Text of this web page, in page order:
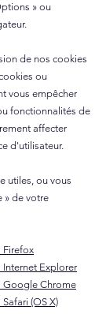
» ou
de nos cookies
ou
vous empêcher
fonctionnalités de
affecter
d'utilisateur.
utiles, ou vous
» de votre
Firefox
Internet Explorer
Google Chrome
(OS X)